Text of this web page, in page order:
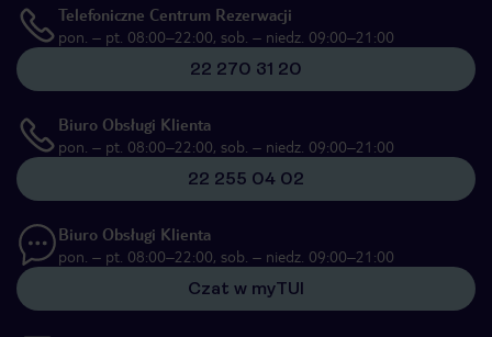
Telefoniczne Centrum Rezerwacji
pon. – pt. 08:00–22:00, sob. – niedz. 09:00–21:00
22 270 31 20
Biuro Obsługi Klienta
pon. – pt. 08:00–22:00, sob. – niedz. 09:00–21:00
22 255 04 02
Biuro Obsługi Klienta
pon. – pt. 08:00–22:00, sob. – niedz. 09:00–21:00
Czat w myTUI